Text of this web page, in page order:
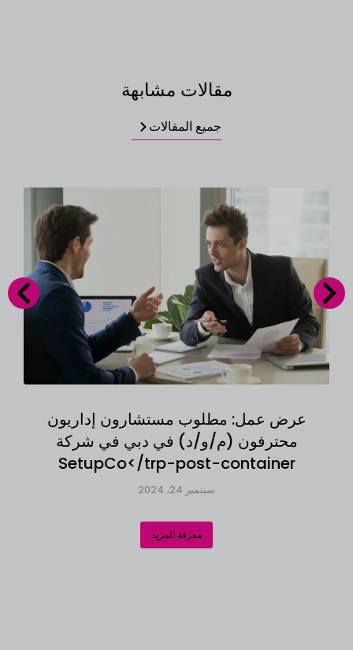
مقالات مشابهة
جميع المقالات
عرض عمل: مطلوب مستشارون إداريون
محترفون (م/و/د) في دبي في شركة
SetupCo</trp-post-container
سبتمبر 24، 2024
معرفة المزيد